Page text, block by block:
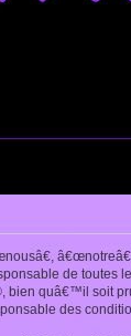
de
quâ€™il soit
des